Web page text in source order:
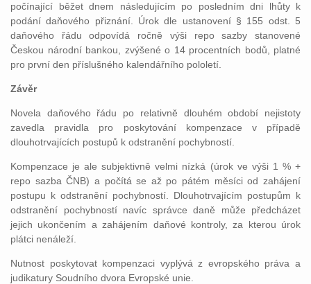
počínající běžet dnem následujícím po posledním dni lhůty k
podání daňového přiznání. Úrok dle ustanovení § 155 odst. 5
daňového řádu odpovídá ročně výši repo sazby stanovené
Českou národní bankou, zvýšené o 14 procentních bodů, platné
pro první den příslušného kalendářního pololetí.
Závěr
Novela daňového řádu po relativně dlouhém období nejistoty
zavedla pravidla pro poskytování kompenzace v případě
dlouhotrvajících postupů k odstranění pochybností.
Kompenzace je ale subjektivně velmi nízká (úrok ve výši 1 % +
repo sazba ČNB) a počítá se až po pátém měsíci od zahájení
postupu k odstranění pochybností. Dlouhotrvajícím postupům k
odstranění pochybností navíc správce daně může předcházet
jejich ukončením a zahájením daňové kontroly, za kterou úrok
plátci nenáleží.
Nutnost poskytovat kompenzaci vyplývá z evropského práva a
judikatury Soudního dvora Evropské unie.